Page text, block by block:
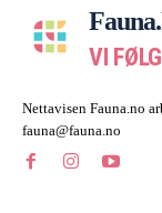
VI
Nettavisen Fauna.no
fauna@fauna.no